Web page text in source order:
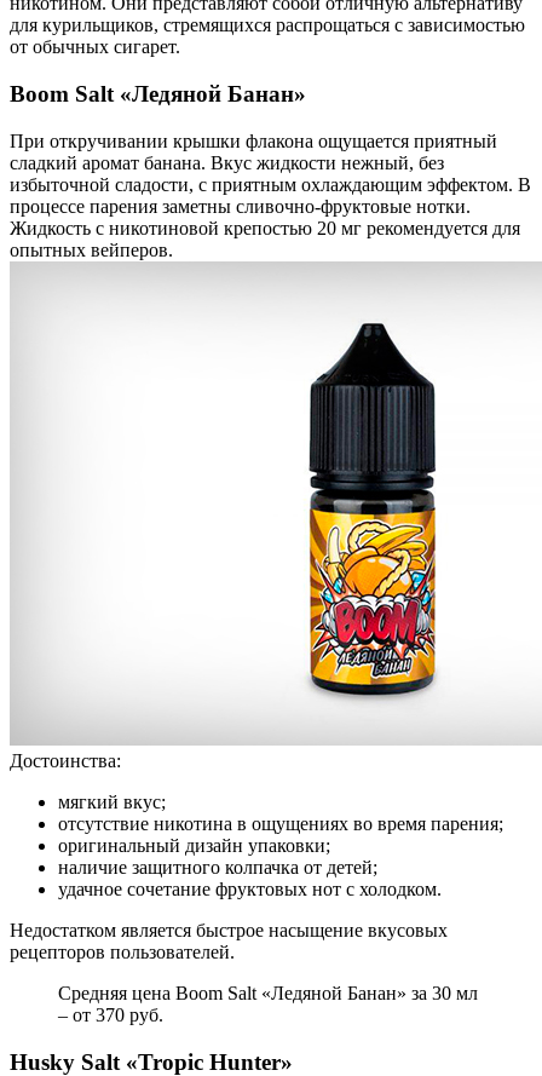
для курильщиков, стремящихся распрощаться с зависимостью
от обычных сигарет.
Boom Salt «Ледяной Банан»
При откручивании крышки флакона ощущается приятный
сладкий аромат банана. Вкус жидкости нежный, без
избыточной сладости, с приятным охлаждающим эффектом. В
процессе парения заметны сливочно-фруктовые нотки.
Жидкость с никотиновой крепостью 20 мг рекомендуется для
опытных вейперов.
Достоинства:
мягкий вкус;
отсутствие никотина в ощущениях во время парения;
оригинальный дизайн упаковки;
наличие защитного колпачка от детей;
удачное сочетание фруктовых нот с холодком.
Недостатком является быстрое насыщение вкусовых
рецепторов пользователей.
Средняя цена Boom Salt «Ледяной Банан» за 30 мл
– от 370 руб.
Husky Salt «Tropic Hunter»